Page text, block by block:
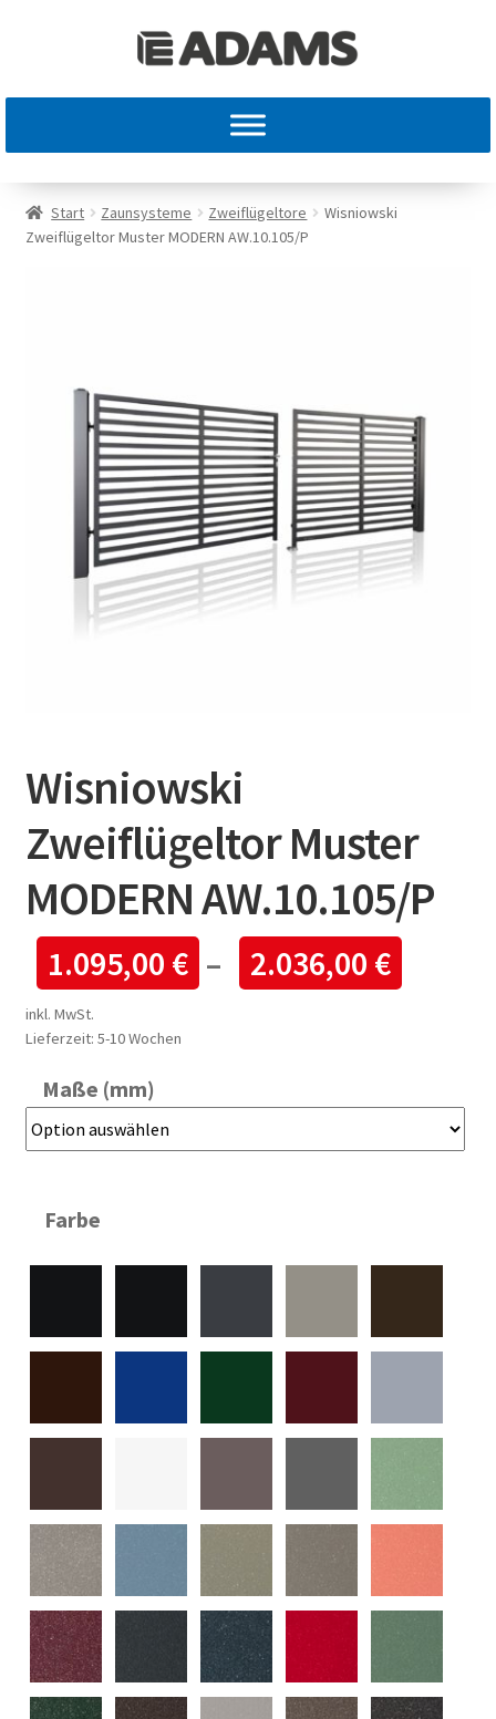
Start Zaunsysteme Zweiflügeltore
Wisniowski
Zweiflügeltor Muster MODERN AW.10.105/P
Wisniowski
Zweiflügeltor Muster
MODERN AW.10.105/P
1.095,00 € – 2.036,00 €
inkl. MwSt.
Lieferzeit: 5-10 Wochen
Maße (mm)
Farbe